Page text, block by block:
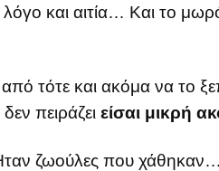
και αιτία… Και το
τότε και ακόμα να το
πειράζει είσαι μικρή
ζωούλες που